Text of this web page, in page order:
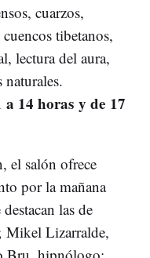
cuarzos,
tibetanos,
lectura del aura,
naturales.
a 14 horas y de 17
el salón ofrece
por la mañana
las de
Mikel Lizarralde,